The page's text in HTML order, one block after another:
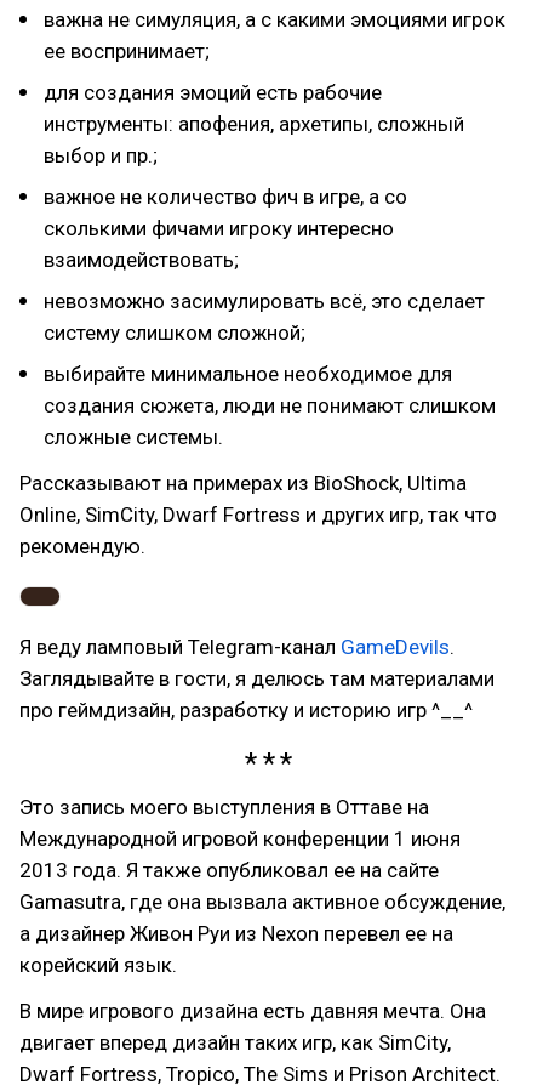
важна не симуляция, а с какими эмоциями игрок
ее воспринимает;
для создания эмоций есть рабочие
инструменты: апофения, архетипы, сложный
выбор и пр.;
важное не количество фич в игре, а со
сколькими фичами игроку интересно
взаимодействовать;
невозможно засимулировать всё, это сделает
систему слишком сложной;
выбирайте минимальное необходимое для
создания сюжета, люди не понимают слишком
сложные системы.
Рассказывают на примерах из BioShock, Ultima
Online, SimCity, Dwarf Fortress и других игр, так что
рекомендую.
Я веду ламповый Telegram-канал GameDevils.
Заглядывайте в гости, я делюсь там материалами
про геймдизайн, разработку и историю игр ^__^
Это запись моего выступления в Оттаве на
Международной игровой конференции 1 июня
2013 года. Я также опубликовал ее на сайте
Gamasutra, где она вызвала активное обсуждение,
а дизайнер Живон Руи из Nexon перевел ее на
корейский язык.
В мире игрового дизайна есть давняя мечта. Она
двигает вперед дизайн таких игр, как SimCity,
Dwarf Fortress, Tropico, The Sims и Prison Architect.